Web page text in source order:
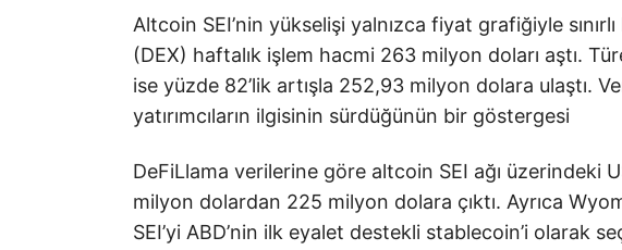
Altcoin SEI’nin yükselişi yalnızca fiyat grafiğiyle
(DEX) haftalık işlem hacmi 263 milyon doları aştı.
ise yüzde 82’lik artışla 252,93 milyon dolara ulaştı.
yatırımcıların ilgisinin sürdüğünün bir göstergesi
DeFiLlama verilerine göre altcoin SEI ağı üzerindeki
milyon dolardan 225 milyon dolara çıktı. Ayrıca
SEI’yi ABD’nin ilk eyalet destekli stablecoin’i olarak